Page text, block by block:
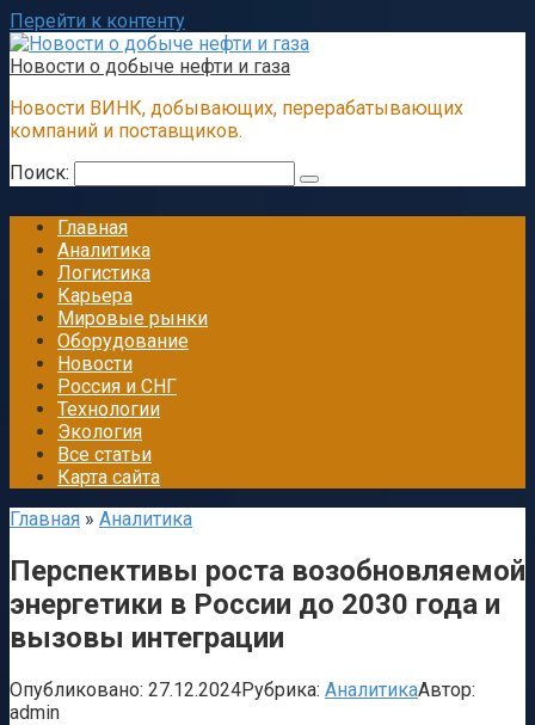
Перейти к контенту
Новости о добыче нефти и газа
Новости ВИНК, добывающих, перерабатывающих
компаний и поставщиков.
Поиск:
Главная
Аналитика
Логистика
Карьера
Мировые рынки
Оборудование
Новости
Россия и СНГ
Технологии
Экология
Все статьи
Карта сайта
Главная » Аналитика
Перспективы роста возобновляемой
энергетики в России до 2030 года и
вызовы интеграции
Опубликовано: 27.12.2024Рубрика: АналитикаАвтор:
admin